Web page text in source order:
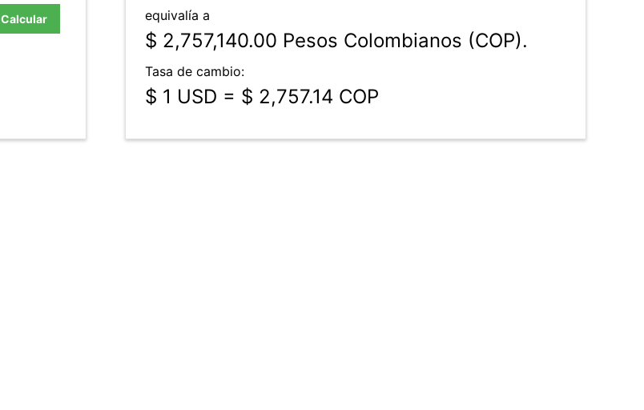
Calcular equivalía a
$ 2,757,140.00 Pesos Colombianos (COP).
Tasa de cambio:
$ 1 USD = $ 2,757.14 COP